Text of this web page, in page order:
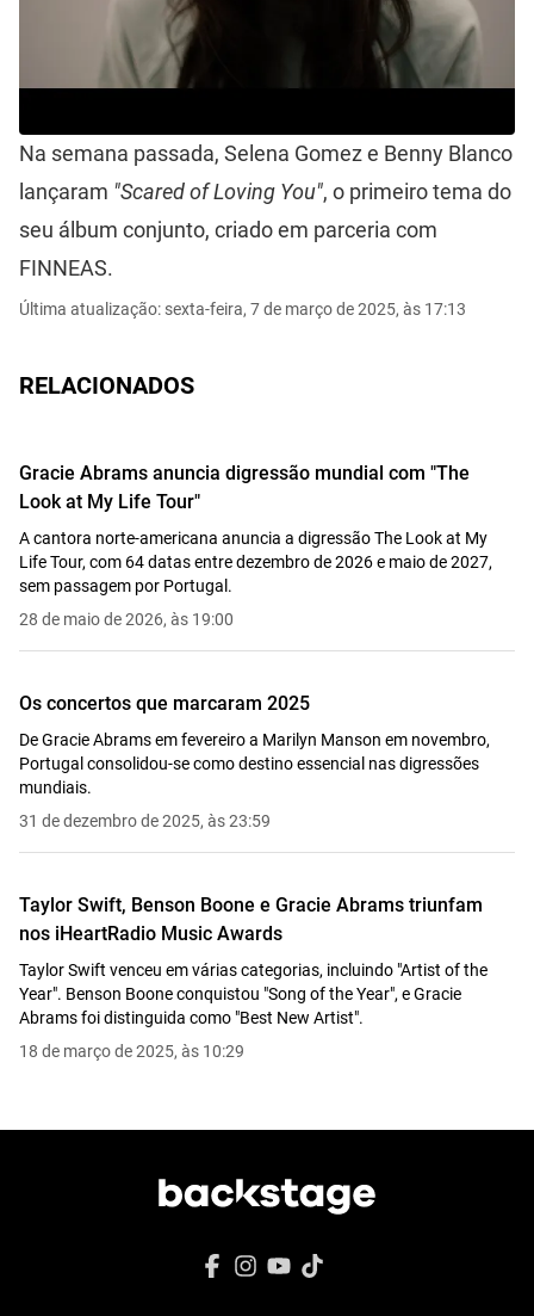
Na semana passada, Selena Gomez e Benny Blanco
lançaram "Scared of Loving You", o primeiro tema do
seu álbum conjunto, criado em parceria com
FINNEAS.
Última atualização: sexta-feira, 7 de março de 2025, às 17:13
RELACIONADOS
Gracie Abrams anuncia digressão mundial com "The
Look at My Life Tour"
A cantora norte-americana anuncia a digressão The Look at My
Life Tour, com 64 datas entre dezembro de 2026 e maio de 2027,
sem passagem por Portugal.
28 de maio de 2026, às 19:00
Os concertos que marcaram 2025
De Gracie Abrams em fevereiro a Marilyn Manson em novembro,
Portugal consolidou-se como destino essencial nas digressões
mundiais.
31 de dezembro de 2025, às 23:59
Taylor Swift, Benson Boone e Gracie Abrams triunfam
nos iHeartRadio Music Awards
Taylor Swift venceu em várias categorias, incluindo "Artist of the
Year". Benson Boone conquistou "Song of the Year", e Gracie
Abrams foi distinguida como "Best New Artist".
18 de março de 2025, às 10:29